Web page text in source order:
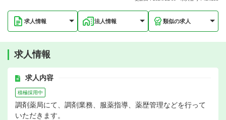
求人情報 法人情報 類似の求人
求人情報
求人内容
積極採用中
調剤薬局にて、調剤業務、服薬指導、薬歴管理などを行って
いただきます。